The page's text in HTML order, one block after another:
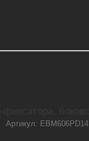
Артикул: EBM606PD14